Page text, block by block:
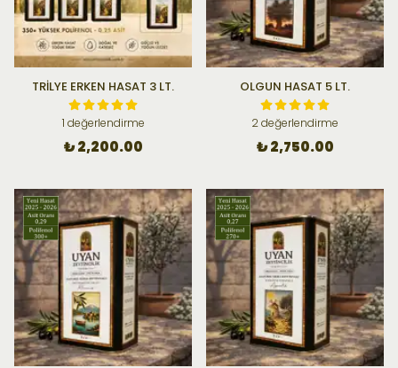
TRİLYE ERKEN HASAT 3 LT.
1 değerlendirme
₺ 2,200.00
OLGUN HASAT 5 LT.
2 değerlendirme
₺ 2,750.00